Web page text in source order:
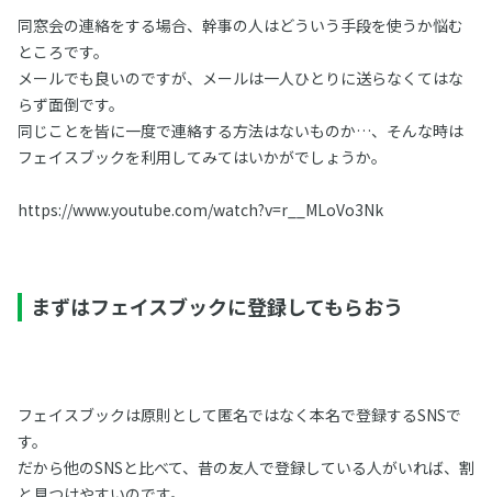
同窓会の連絡をする場合、幹事の人はどういう手段を使うか悩む
ところです。
メールでも良いのですが、メールは一人ひとりに送らなくてはな
らず面倒です。
同じことを皆に一度で連絡する方法はないものか…、そんな時は
フェイスブックを利用してみてはいかがでしょうか。
https://www.youtube.com/watch?v=r__MLoVo3Nk
まずはフェイスブックに登録してもらおう
フェイスブックは原則として匿名ではなく本名で登録するSNSで
す。
だから他のSNSと比べて、昔の友人で登録している人がいれば、割